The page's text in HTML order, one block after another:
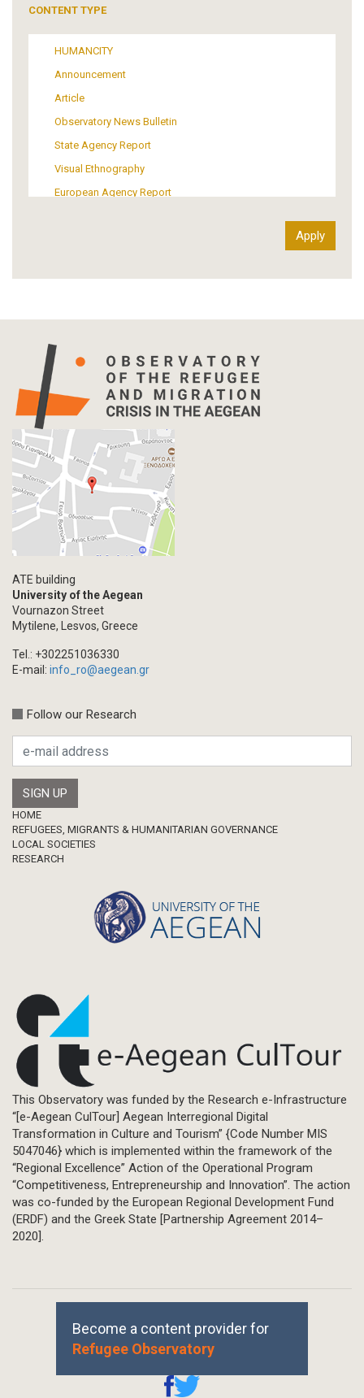
Media
Institutional Arrangements
Support of Refugees and Migrants
Material Culture
Art
CONTENT TYPE
HUMANCITY
Announcement
Article
Observatory News Bulletin
State Agency Report
Visual Ethnography
European Agency Report
Info-graphic
Interview
Primal Material
Photography
Events
Blogpost
Multimedia
Academic Journal Issue
Book/Monograph
Chapter in Collected Volume
Calls
Research Publication
Master Thesis
ATE building
University of the Aegean
Vournazon Street
Mytilene, Lesvos, Greece
Tel.: +302251036330
E-mail: info_ro@aegean.gr
Follow our Research
Footer
HOME
REFUGEES, MIGRANTS & HUMANITARIAN GOVERNANCE
LOCAL SOCIETIES
RESEARCH
This Observatory was funded by the Research e-Infrastructure
“[e-Aegean CulTour] Aegean Interregional Digital
Transformation in Culture and Tourism” {Code Number MIS
5047046} which is implemented within the framework of the
“Regional Excellence” Action of the Operational Program
“Competitiveness, Entrepreneurship and Innovation”. The action
was co-funded by the European Regional Development Fund
(ERDF) and the Greek State [Partnership Agreement 2014–
2020].
Become a content provider for
Refugee Observatory